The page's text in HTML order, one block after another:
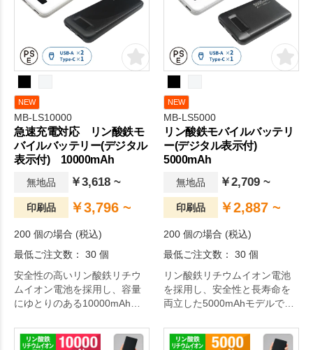
NEW
MB-LS10000
急速充電対応 リン酸鉄モ
バイルバッテリー(デジタル
表示付) 10000mAh
無地品 ￥3,618 ~
印刷品 ￥3,796 ~
200 個の場合 (税込)
最低ご注文数： 30 個
安全性の高いリン酸鉄リチウ
ムイオン電池を採用し、容量
にゆとりのある10000mAhモ
NEW
MB-LS5000
リン酸鉄モバイルバッテリ
ー(デジタル表示付)
5000mAh
無地品 ￥2,709 ~
印刷品 ￥2,887 ~
200 個の場合 (税込)
最低ご注文数： 30 個
リン酸鉄リチウムイオン電池
を採用し、安全性と長寿命を
両立した5000mAhモデルで